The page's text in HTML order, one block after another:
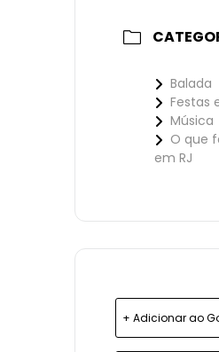
Balada
Festas
Música
O que
em RJ
+ Adicionar ao